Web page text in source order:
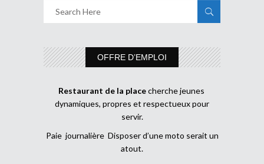
OFFRE D’EMPLOI
Restaurant de la placecherche jeunes
dynamiques, propres et respectueux pour
servir.
Paie journalière Disposer d’une moto serait un
atout.